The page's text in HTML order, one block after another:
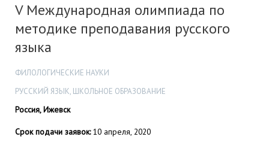
V Международная олимпиада по
методике преподавания русского
языка
ФИЛОЛОГИЧЕСКИЕ НАУКИ
РУССКИЙ ЯЗЫК, ШКОЛЬНОЕ ОБРАЗОВАНИЕ
Россия, Ижевск
Срок подачи заявок:10 апреля, 2020